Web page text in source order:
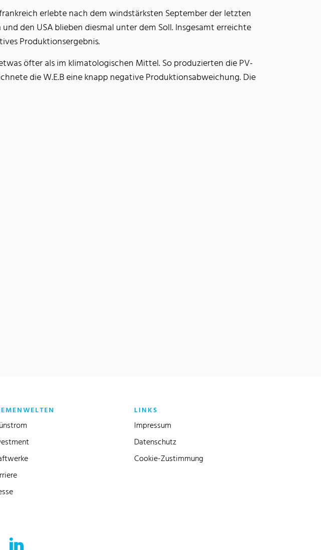
erlebte nach dem windstärksten September der letzten
den USA blieben diesmal unter dem Soll. Insgesamt erreichte
Produktionsergebnis.
öfter als im klimatologischen Mittel. So produzierten die PV-
die W.E.B eine knapp negative Produktionsabweichung. Die
LINKS
Impressum
Datenschutz
Cookie-Zustimmung
Link
Externer Link